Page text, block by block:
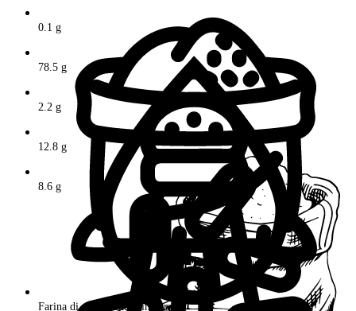
0.1 g
78.5 g
2.2 g
12.8 g
8.6 g
Farina di grano tenero integrale